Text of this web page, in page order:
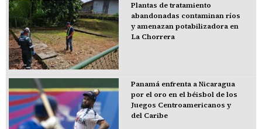
Plantas de tratamiento
abandonadas contaminan ríos
y amenazan potabilizadora en
La Chorrera
Panamá enfrenta a Nicaragua
por el oro en el béisbol de los
Juegos Centroamericanos y
del Caribe